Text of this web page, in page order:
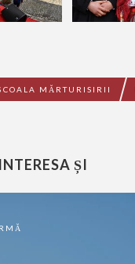
MĂRTURISIRII
ȘI